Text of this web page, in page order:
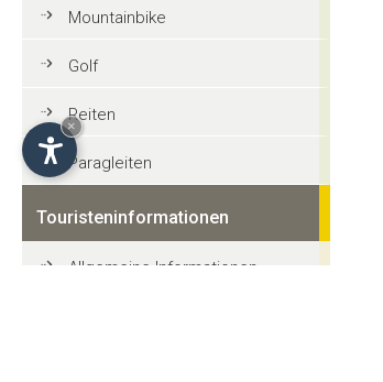
Mountainbike
Golf
Reiten
Paragleiten
Touristeninformationen
Allgemeine Informationen
×